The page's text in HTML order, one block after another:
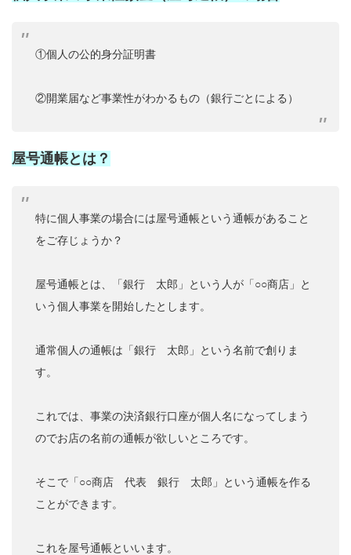
①個人の公的身分証明書
②開業届など事業性がわかるもの（銀行ごとによる）
屋号通帳とは？
特に個人事業の場合には屋号通帳という通帳があること
をご存じょうか？
屋号通帳とは、「銀行 太郎」という人が「○○商店」と
いう個人事業を開始したとします。
通常個人の通帳は「銀行 太郎」という名前で創りま
す。
これでは、事業の決済銀行口座が個人名になってしまう
のでお店の名前の通帳が欲しいところです。
そこで「○○商店 代表 銀行 太郎」という通帳を作る
ことができます。
これを屋号通帳といいます。